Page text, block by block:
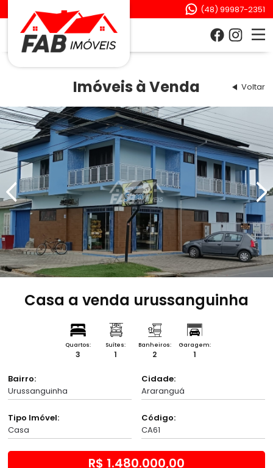
(48) 99987-2351
Voltar
Imóveis à Venda
Casa a venda urussanguinha
Quartos:
3
Suítes:
1
Banheiros:
2
Garagem:
1
Cidade:
Araranguá
Bairro:
Urussanguinha
Código:
CA61
Tipo Imóvel:
Casa
R$ 1.480.000,00